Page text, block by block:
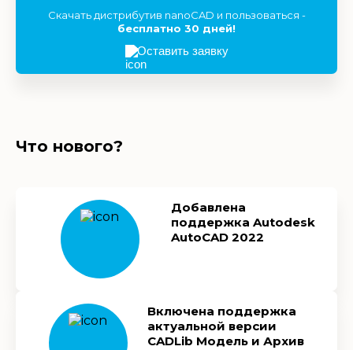
Скачать дистрибутив nanoCAD и пользоваться -
бесплатно 30 дней!
Оставить заявку
Что нового?
Добавлена
поддержка Autodesk
AutoCAD 2022
Включена поддержка
актуальной версии
CADLib Модель и Архив